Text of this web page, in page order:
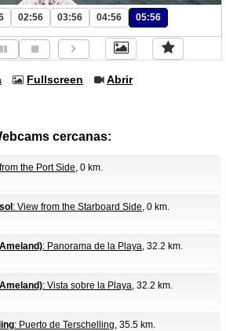
02:56 03:56 04:56 05:56
Fullscreen Abrir
cercanas:
the Port Side, 0 km.
: View from the Starboard Side, 0 km.
: Panorama de la Playa, 32.2 km.
: Vista sobre la Playa, 32.2 km.
: Puerto de Terschelling, 35.5 km.